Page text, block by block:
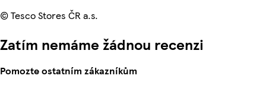
© Tesco Stores ČR a.s.
Zatím nemáme žádnou recenzi
Pomozte ostatním zákazníkům